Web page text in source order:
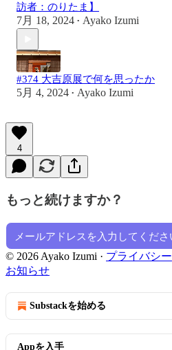
訪者：のりたま】
7月 18, 2024 • Ayako Izumi
#374 大吉原展で何を思ったか
5月 4, 2024 • Ayako Izumi
4
もっと続けますか？
© 2026 Ayako Izumi · プライバシー
お知らせ
Substackを始める
Appを入手